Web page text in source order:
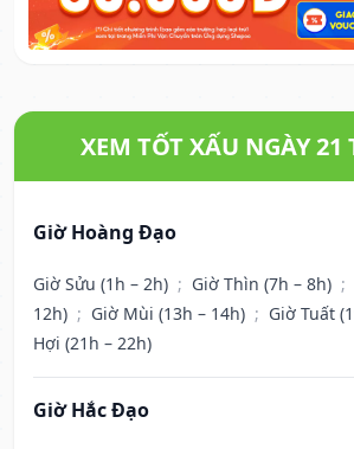
XEM TỐT XẤU NGÀY 21
Giờ Hoàng Đạo
Giờ Sửu (1h – 2h) ; Giờ Thìn (7h – 8h) ;
12h) ; Giờ Mùi (13h – 14h) ; Giờ Tuất
Hợi (21h – 22h)
Giờ Hắc Đạo